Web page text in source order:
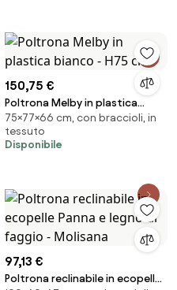
150,75 €
Poltrona Melby in plastica
bianco - H75 cm
75×77×66 cm, con braccioli, in
tessuto
Disponibile
97,13 €
Poltrona reclinabile in ecopelle